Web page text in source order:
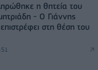
η θητεία του
- Ο Γιάννης
στη θέση του